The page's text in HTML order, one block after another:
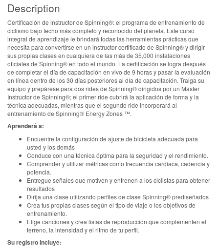
Description
Certificación de instructor de Spinning®: el programa de entrenamiento de
ciclismo bajo techo más completo y reconocido del planeta. Este curso
integral de aprendizaje le brindará todas las herramientas prácticas que
necesita para convertirse en un instructor certificado de Spinning® y dirigir
sus propias clases en cualquiera de las más de 35,000 instalaciones
oficiales de Spinning® en todo el mundo. La certificación se logra después
de completar el día de capacitación en vivo de 9 horas y pasar la evaluación
en línea dentro de los 30 días posteriores al día de capacitación. Traiga su
equipo y prepárese para dos rides de Spinning® dirigidos por un Master
Instructor de Spinning®; el primer ride cubrirá la aplicación de forma y la
técnica adecuadas, mientras que el segundo ride incorporará al
entrenamiento de Spinning® Energy Zones ™.
Aprenderá a:
Encuentre la configuración de ajuste de bicicleta adecuada para
usted y los demás
Conduce con una técnica óptima para la seguridad y el rendimiento.
Comprender y utilizar métricas como frecuencia cardíaca, cadencia y
potencia.
Entregue señales que motiven y entrenen a los ciclistas para obtener
resultados
Dirija una clase utilizando perfiles de clase Spinning® prediseñados
Crea tus propias clases según el tipo de viaje o los objetivos de
entrenamiento.
Elige canciones y crea listas de reproducción que complementen el
terreno, la intensidad y el ritmo de tu perfil.
Su registro incluye: